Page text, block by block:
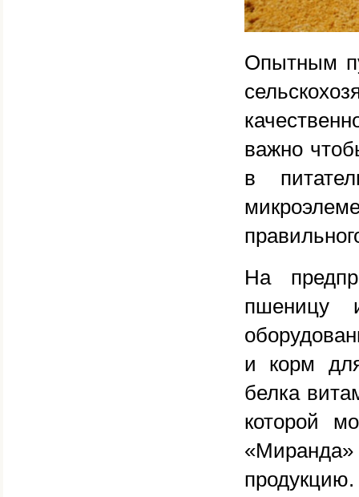
Опытным
важно
в
На
пшеницу
и корм
белка
которой
продукцию.